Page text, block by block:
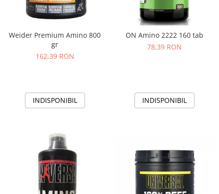
Weider Premium Amino 800
gr
162,39 RON
INDISPONIBIL
ON Amino 2222 160 tab
78,39 RON
INDISPONIBIL